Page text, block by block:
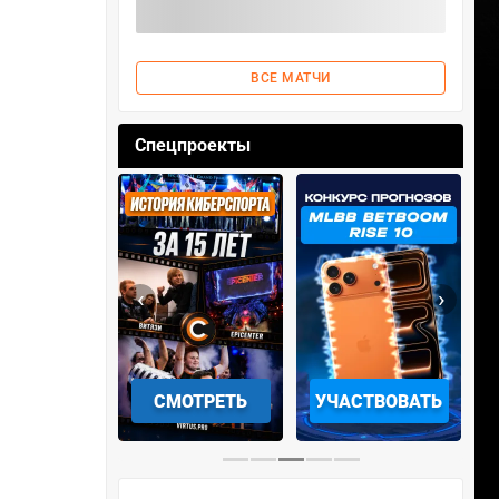
ВСЕ МАТЧИ
Спецпроекты
СМОТРЕТЬ УЧАСТВОВАТЬ
‹ ›